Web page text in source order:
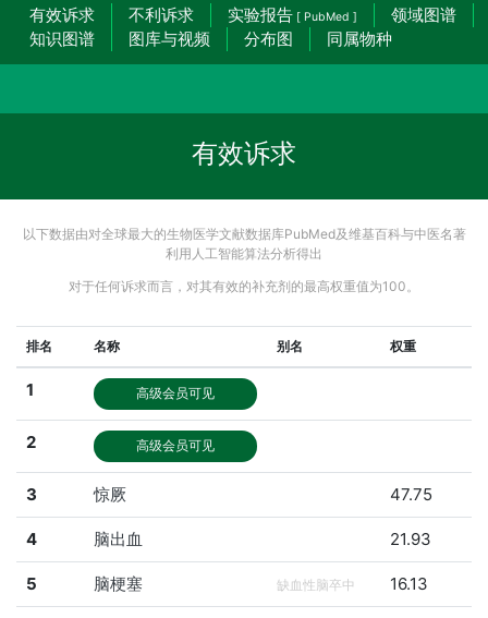
有效诉求 不利诉求 实验报告 [ PubMed ]
领域图谱
知识图谱
图库与视频 分布图 同属物种
有效诉求
以下数据由对全球最大的生物医学文献数据库PubMed及维基百科与中医名著
利用人工智能算法分析得出
对于任何诉求而言，对其有效的补充剂的最高权重值为100。
排名 名称 别名 权重
1 高级会员可见
2 高级会员可见
3 惊厥 47.75
4 脑出血 21.93
5 脑梗塞 缺血性脑卒中 16.13